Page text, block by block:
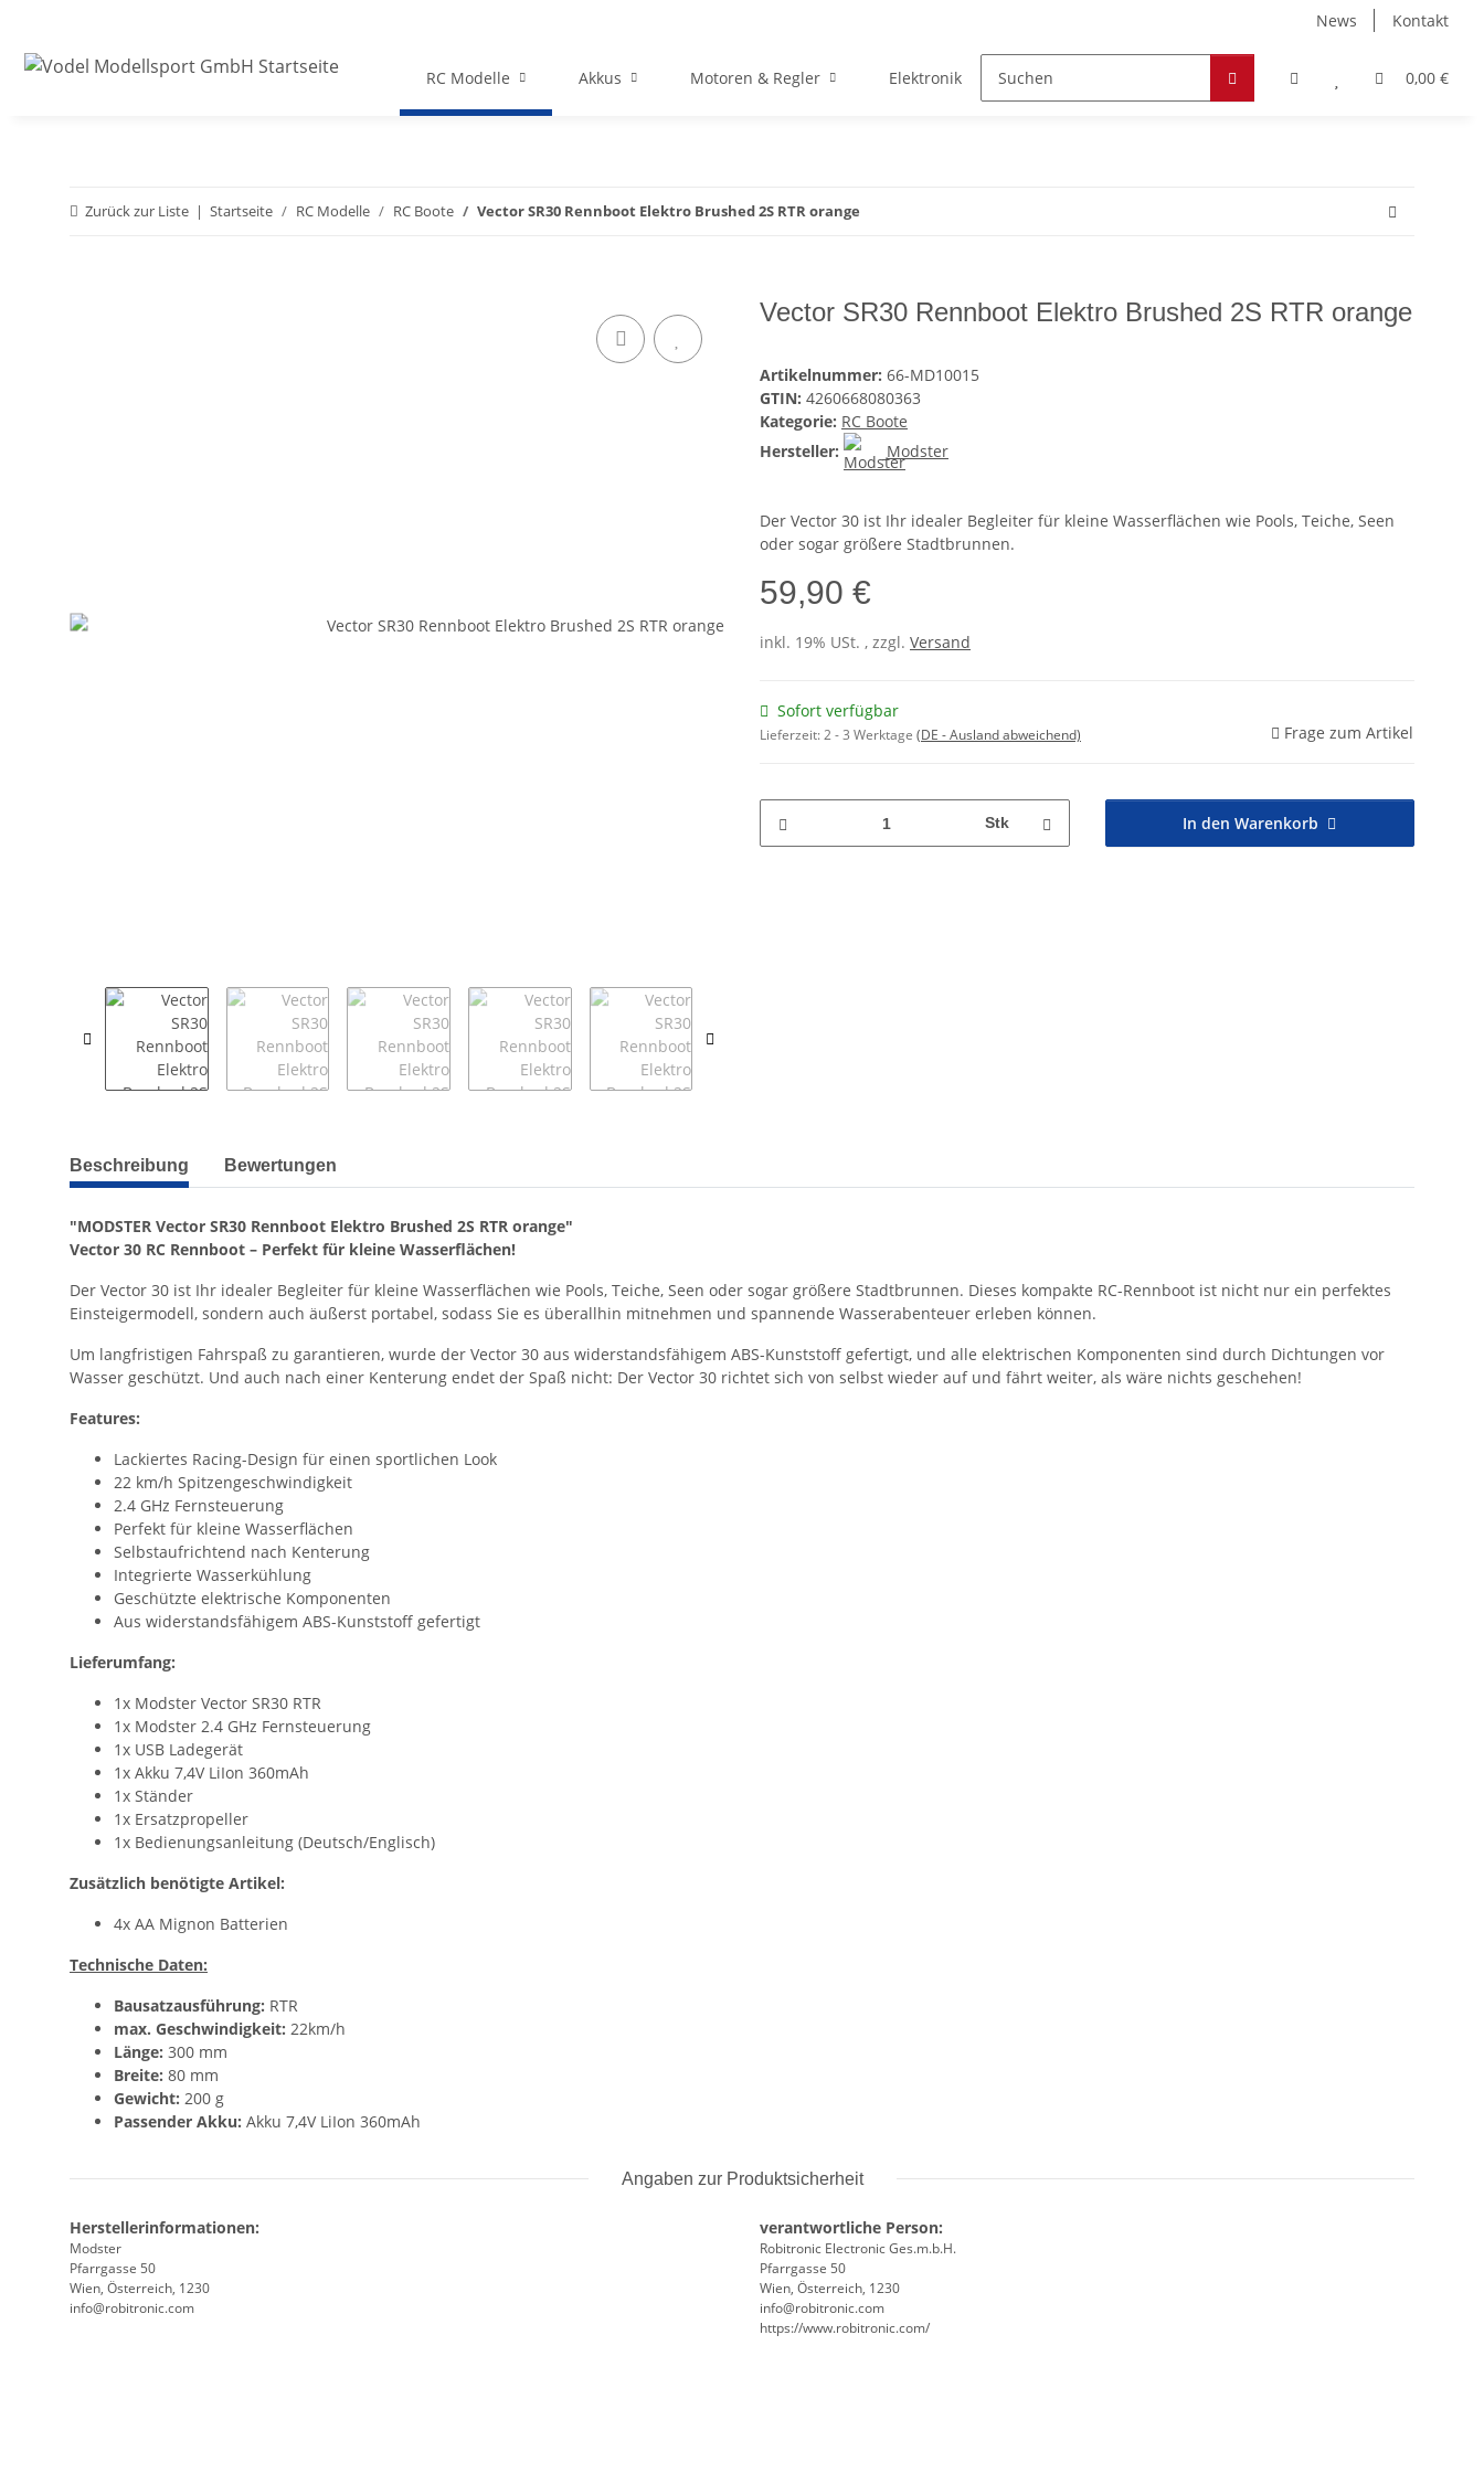
News Kontakt
0,00 €
RC Modelle Akkus Motoren & Regler Elektronik Zubehör Hobby & Freizeit Werkstoffe
Zurück zur Liste Startseite RC Modelle RC Boote Vector SR30 Rennboot Elektro Brushed 2S RTR orange
Vector SR30 Rennboot Elektro Brushed 2S RTR orange
Artikelnummer: 66-MD10015
GTIN: 4260668080363
Kategorie: RC Boote
Hersteller:
Modster
Der Vector 30 ist Ihr idealer Begleiter für kleine Wasserflächen wie Pools, Teiche, Seen
oder sogar größere Stadtbrunnen.
59,90 €
inkl. 19% USt. , zzgl. Versand
Sofort verfügbar
Lieferzeit:2 - 3 Werktage (DE - Ausland abweichend) Frage zum Artikel
Stk In den Warenkorb
weitere Registerkarten anzeigen
Beschreibung Bewertungen
"MODSTER Vector SR30 Rennboot Elektro Brushed 2S RTR orange"
Vector 30 RC Rennboot – Perfekt für kleine Wasserflächen!
Der Vector 30 ist Ihr idealer Begleiter für kleine Wasserflächen wie Pools, Teiche, Seen oder sogar größere Stadtbrunnen. Dieses kompakte RC-Rennboot ist nicht nur ein perfektes
Einsteigermodell, sondern auch äußerst portabel, sodass Sie es überallhin mitnehmen und spannende Wasserabenteuer erleben können.
Um langfristigen Fahrspaß zu garantieren, wurde der Vector 30 aus widerstandsfähigem ABS-Kunststoff gefertigt, und alle elektrischen Komponenten sind durch Dichtungen vor
Wasser geschützt. Und auch nach einer Kenterung endet der Spaß nicht: Der Vector 30 richtet sich von selbst wieder auf und fährt weiter, als wäre nichts geschehen!
Features:
Lackiertes Racing-Design für einen sportlichen Look
22 km/h Spitzengeschwindigkeit
2.4 GHz Fernsteuerung
Perfekt für kleine Wasserflächen
Selbstaufrichtend nach Kenterung
Integrierte Wasserkühlung
Geschützte elektrische Komponenten
Aus widerstandsfähigem ABS-Kunststoff gefertigt
Lieferumfang:
1x Modster Vector SR30 RTR
1x Modster 2.4 GHz Fernsteuerung
1x USB Ladegerät
1x Akku 7,4V LiIon 360mAh
1x Ständer
1x Ersatzpropeller
1x Bedienungsanleitung (Deutsch/Englisch)
Zusätzlich benötigte Artikel:
4x AA Mignon Batterien
Technische Daten:
Bausatzausführung: RTR
max. Geschwindigkeit: 22km/h
Länge: 300 mm
Breite: 80 mm
Gewicht: 200 g
Passender Akku: Akku 7,4V LiIon 360mAh
Angaben zur Produktsicherheit
Herstellerinformationen:
Modster
Pfarrgasse 50
Wien, Österreich, 1230
info@robitronic.com
verantwortliche Person:
Robitronic Electronic Ges.m.b.H.
Pfarrgasse 50
Wien, Österreich, 1230
info@robitronic.com
https://www.robitronic.com/